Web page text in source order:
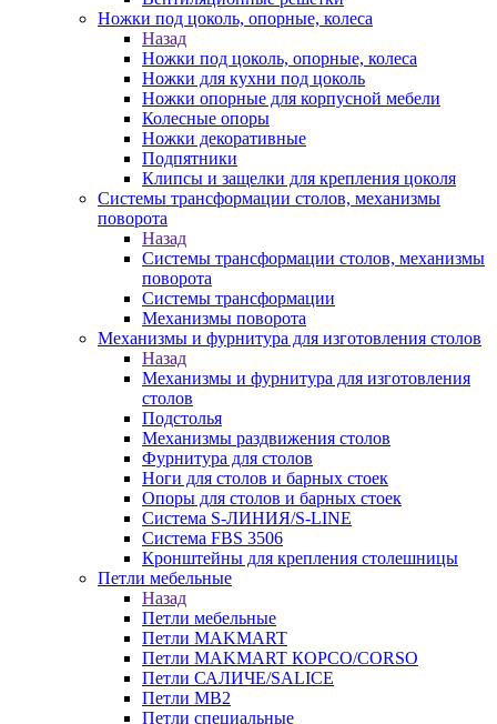
Ножки под цоколь, опорные, колеса
Назад
Ножки под цоколь, опорные, колеса
Ножки для кухни под цоколь
Ножки опорные для корпусной мебели
Колесные опоры
Ножки декоративные
Подпятники
Клипсы и защелки для крепления цоколя
Системы трансформации столов, механизмы
поворота
Назад
Системы трансформации столов, механизмы
поворота
Системы трансформации
Механизмы поворота
Механизмы и фурнитура для изготовления столов
Назад
Механизмы и фурнитура для изготовления
столов
Подстолья
Механизмы раздвижения столов
Фурнитура для столов
Ноги для столов и барных стоек
Опоры для столов и барных стоек
Система S-ЛИНИЯ/S-LINE
Система FBS 3506
Кронштейны для крепления столешницы
Петли мебельные
Назад
Петли мебельные
Петли MAKMART
Петли MAKMART КОРСО/CORSO
Петли САЛИЧЕ/SALICE
Петли MB2
Петли специальные